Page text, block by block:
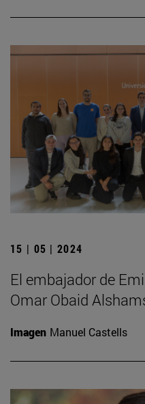
15 | 05 | 2024
El embajador de
Omar Obaid
Imagen Manuel Castells